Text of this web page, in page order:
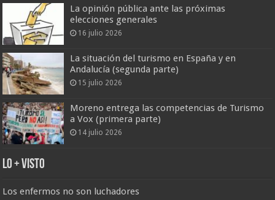
La opinión pública ante las próximas
elecciones generales
16 julio 2026
La situación del turismo en España y en
Andalucía (segunda parte)
15 julio 2026
Moreno entrega las competencias de Turismo
a Vox (primera parte)
14 julio 2026
Lo + Visto
Los enfermos no son luchadores